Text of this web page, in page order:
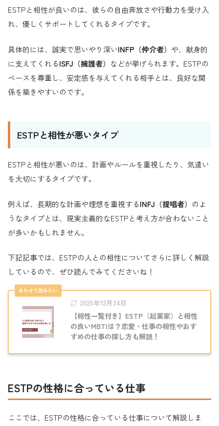
ESTPと相性が良いのは、彼らの自由奔放さや行動力を受け入
れ、優しくサポートしてくれるタイプです。
具体的には、誠実で思いやり深いINFP（仲介者） や、献身的
に支えてくれるISFJ（擁護者） などが挙げられます。ESTPの
ペースを尊重し、安定感を与えてくれる相手とは、良好な関
係を築きやすいのです。
ESTPと相性が悪いタイプ
ESTPと相性が悪いのは、計画やルールを重視したり、気遣い
を大切にするタイプです。
例えば、長期的な計画や理想を重視するINFJ（提唱者） のよ
うなタイプとは、現実主義的なESTPと考え方が合わないこと
が多いかもしれません。
下記記事では、ESTPの人との相性についてさらに詳しく解説
しているので、ぜひ読んでみてくださいね！
2025年12月24日
【相性一覧付き】ESTP（起業家）と相性
の良いMBTIは？恋愛・仕事の相性やおす
すめの仕事の探し方も解説！
ESTPの性格に合っている仕事
ここでは、ESTPの性格に合っている仕事について解説しま